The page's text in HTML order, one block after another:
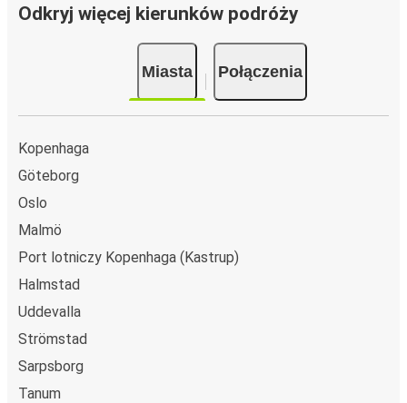
Odkryj więcej kierunków podróży
Miasta Połączenia
Kopenhaga
Göteborg
Oslo
Malmö
Port lotniczy Kopenhaga (Kastrup)
Halmstad
Uddevalla
Strömstad
Sarpsborg
Tanum